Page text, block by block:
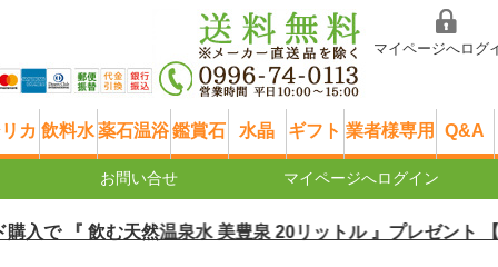
マイページへログ
カ 飲料水薬石温浴鑑賞石 水晶 ギフト 業者様専用 Q&A
お問い合せ マイページへログイン
『 飲む天然温泉水 美豊泉 20リットル 』プレゼント 【8/9ま